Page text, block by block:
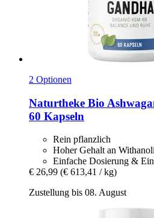
2 Optionen
Naturtheke Bio
60 Kapseln
Rein pflanzlich
Hoher Gehalt an
Einfache Dosierung &
€ 26,99 (€ 613,41 / kg)
Zustellung bis 08. August